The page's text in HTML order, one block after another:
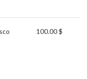
100.00 $